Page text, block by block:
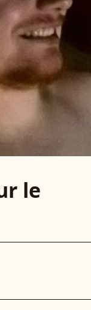
le